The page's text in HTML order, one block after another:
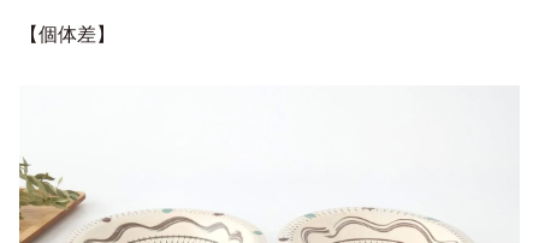
【個体差】